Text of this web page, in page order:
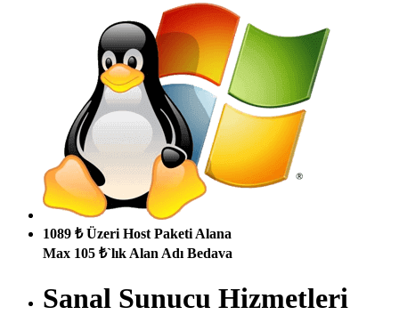
1089 ₺ Üzeri Host Paketi Alana
Max 105 ₺`lık Alan Adı Bedava
Sanal Sunucu Hizmetleri